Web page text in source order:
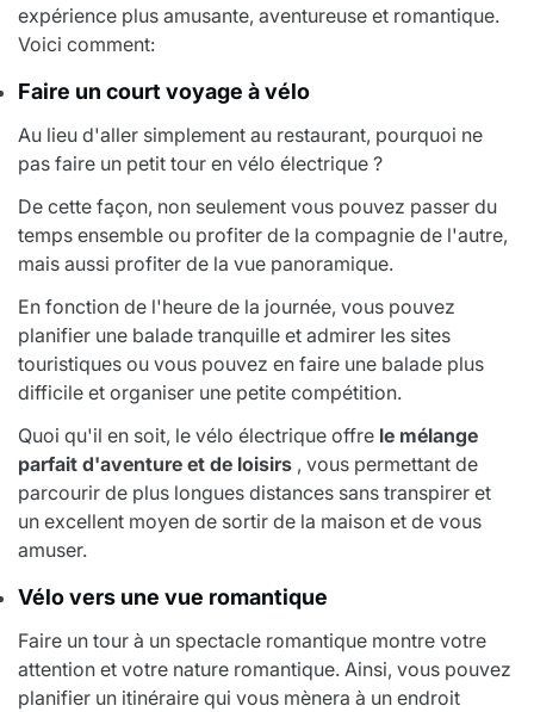
expérience plus amusante, aventureuse et romantique.
Voici comment:
Faire un court voyage à vélo
Au lieu d'aller simplement au restaurant, pourquoi ne
pas faire un petit tour en vélo électrique ?
De cette façon, non seulement vous pouvez passer du
temps ensemble ou profiter de la compagnie de l'autre,
mais aussi profiter de la vue panoramique.
En fonction de l'heure de la journée, vous pouvez
planifier une balade tranquille et admirer les sites
touristiques ou vous pouvez en faire une balade plus
difficile et organiser une petite compétition.
Quoi qu'il en soit, le vélo électrique offre le mélange
parfait d'aventure et de loisirs , vous permettant de
parcourir de plus longues distances sans transpirer et
un excellent moyen de sortir de la maison et de vous
amuser.
Vélo vers une vue romantique
Faire un tour à un spectacle romantique montre votre
attention et votre nature romantique. Ainsi, vous pouvez
planifier un itinéraire qui vous mènera à un endroit